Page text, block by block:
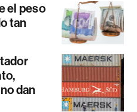
el peso
tan
dan